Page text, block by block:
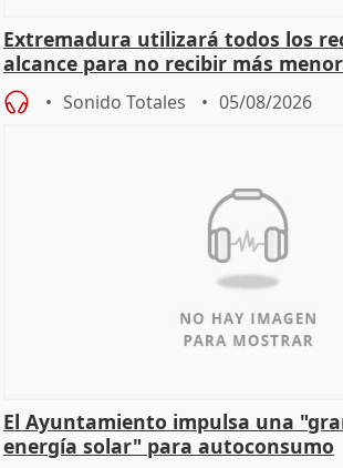
Extremadura utilizará todos los
alcance para no recibir más
Sonido Totales 05/08/2026
El Ayuntamiento impulsa una
energía solar" para autoconsumo